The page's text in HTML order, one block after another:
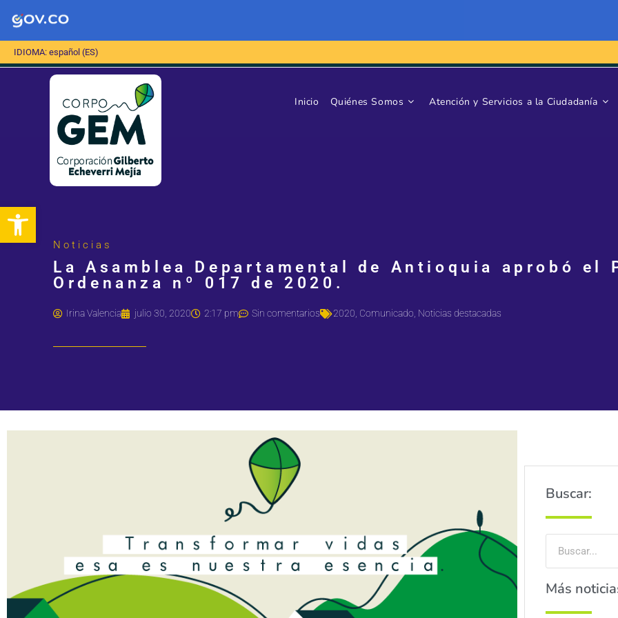
Abrir barra de herramientas
IDIOMA: español (ES)
Inicio Quiénes Somos Atención y Servicios a la Ciudadanía
Noticias
La Asamblea Departamental de Antioquia aprobó el
Ordenanza nº 017 de 2020.
Irina Valencia julio 30, 2020 2:17 pm Sin comentarios 2020 Comunicado Noticias destacadas
Buscar:
Más